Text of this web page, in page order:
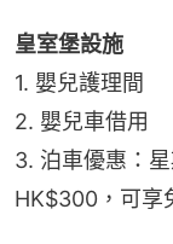
皇室堡設施
1. 嬰兒護理間
2. 嬰兒車借用
3. 泊車優惠：
HK$300，可享